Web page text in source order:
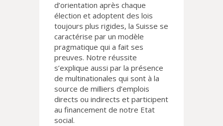
d’orientation après chaque
élection et adoptent des lois
toujours plus rigides, la Suisse se
caractérise par un modèle
pragmatique qui a fait ses
preuves. Notre réussite
s’explique aussi par la présence
de multinationales qui sont à la
source de milliers d’emplois
directs ou indirects et participent
au financement de notre Etat
social.